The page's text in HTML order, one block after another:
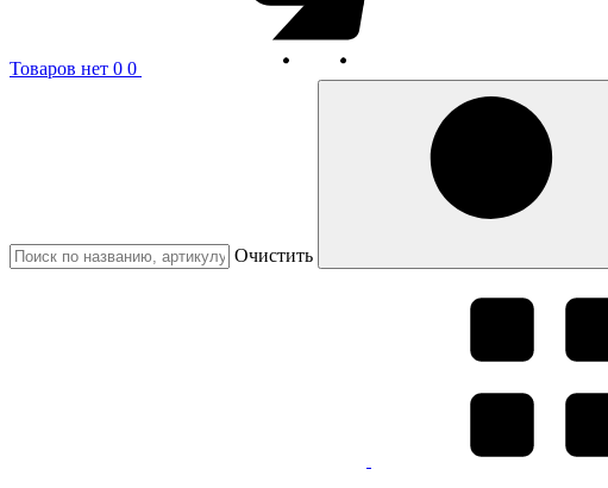
Товаров нет 0 0
Очистить